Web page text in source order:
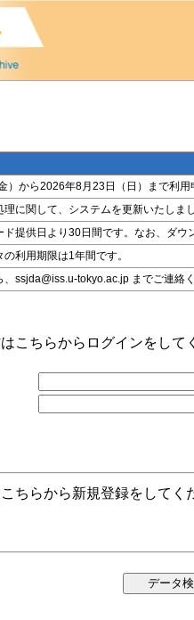
から2026年8月23日（日）まで利
に関して、システムを更新いたしま
提供日より30日間です。なお、ダ
利用期限は1年間です。
ssjda@iss.u-tokyo.ac.jp までご連絡
こちらからログインをして
ちらから新規登録をしてく